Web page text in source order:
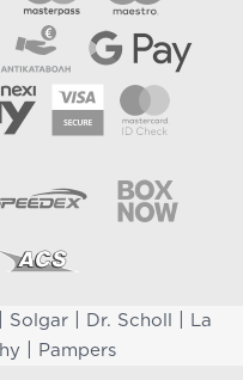
Solgar| Dr. Scholl
La
Pampers